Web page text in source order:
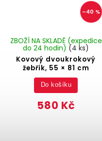
–40 %
Kovový dvoukrokový
žebřík, 55 × 81 cm
ZBOŽÍ NA SKLADĚ (expedice
do 24 hodin) (4 ks)
580 Kč
Do košíku